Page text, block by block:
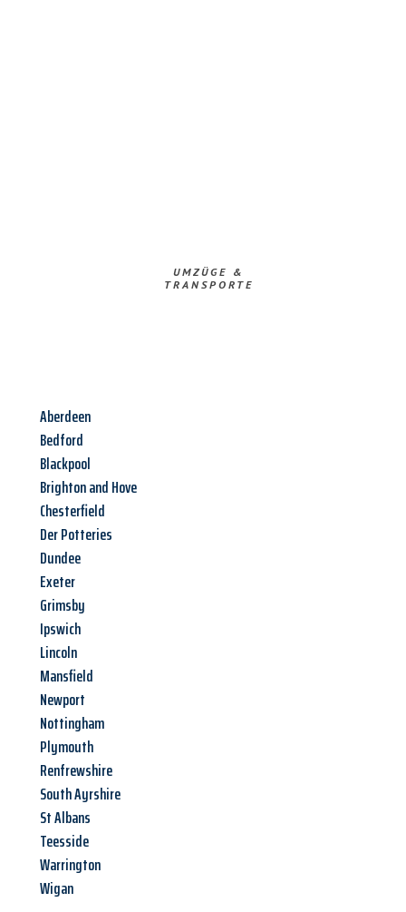
UMZÜGE &
TRANSPORTE
Aberdeen
Bedford
Blackpool
Brighton and Hove
Chesterfield
Der Potteries
Dundee
Exeter
Grimsby
Ipswich
Lincoln
Mansfield
Newport
Nottingham
Plymouth
Renfrewshire
South Ayrshire
St Albans
Teesside
Warrington
Wigan